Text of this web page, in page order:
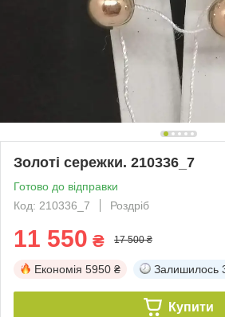
Золоті сережки. 210336_7
Готово до відправки
Код: 210336_7
Роздріб
11 550 ₴ 17 500 ₴
Економія 5950 ₴ Залишилось
Купити